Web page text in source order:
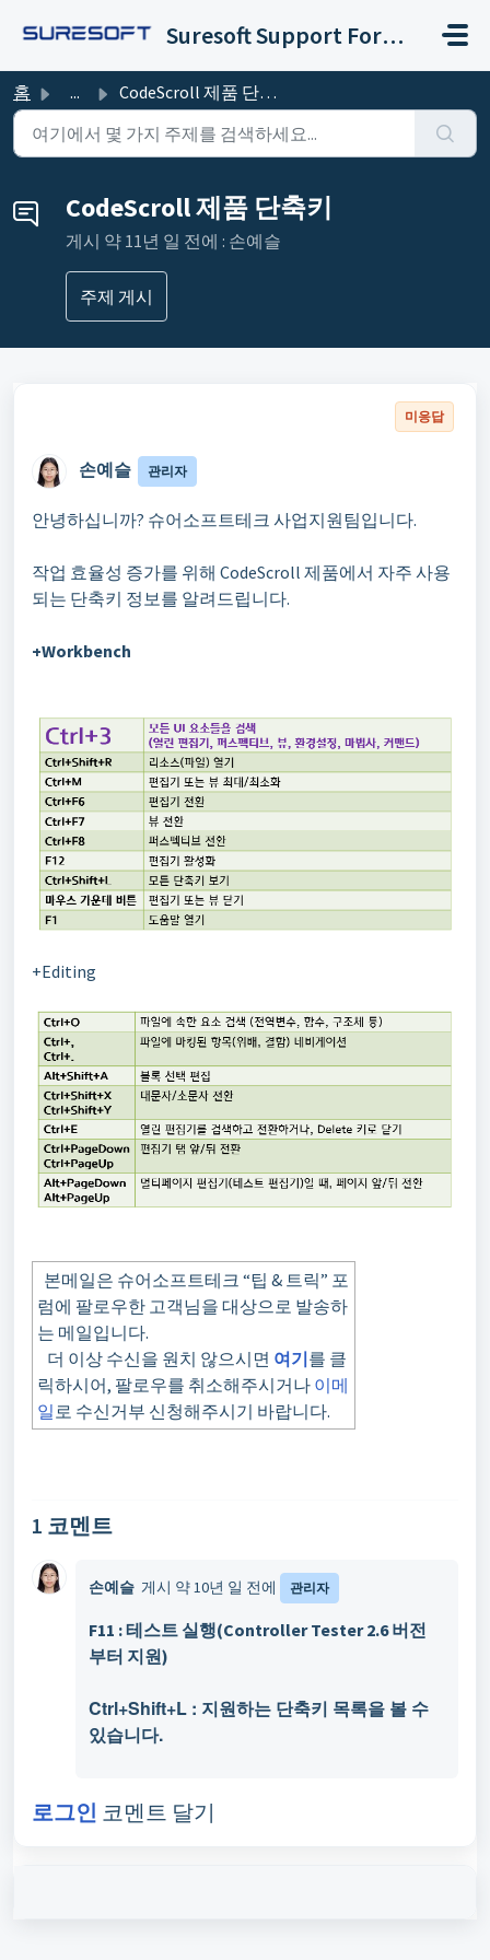
Suresoft Support Forum
홈 ... CodeScroll 제품 단축키
CodeScroll 제품 단축키
게시 약 11년 일 전에 : 손예슬 ㅤ
주제 게시
미응답
손예슬 ㅤ 관리자
안녕하십니까? 슈어소프트테크 사업지원팀입니다.
작업 효율성 증가를 위해 CodeScroll 제품에서 자주 사용
되는 단축키 정보를 알려드립니다.
+Workbench
+Editing
본메일은 슈어소프트테크 “팁 & 트릭” 포
럼에 팔로우한 고객님을 대상으로 발송하
는 메일입니다.
더 이상 수신을 원치 않으시면 여기를 클
릭하시어, 팔로우를 취소해주시거나 이메
일로 수신거부 신청해주시기 바랍니다.
1 코멘트
손예슬 ㅤ 게시 약 10년 일 전에 관리자
F11 : 테스트 실행(Controller Tester 2.6 버전
부터 지원)
Ctrl+Shift+L : 지원하는 단축키 목록을 볼 수
있습니다.
로그인 코멘트 달기